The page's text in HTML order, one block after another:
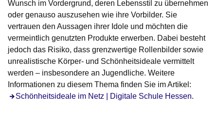
Wunsch im Vordergrund, deren Lebensstil zu übernehmen
oder genauso auszusehen wie ihre Vorbilder. Sie
vertrauen den Aussagen ihrer Idole und möchten die
vermeintlich genutzten Produkte erwerben. Dabei besteht
jedoch das Risiko, dass grenzwertige Rollenbilder sowie
unrealistische Körper- und Schönheitsideale vermittelt
werden – insbesondere an Jugendliche. Weitere
Informationen zu diesem Thema finden Sie im Artikel:
Schönheitsideale im Netz | Digitale Schule Hessen.